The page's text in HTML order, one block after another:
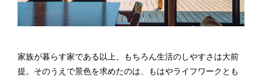
家族が暮らす家である以上、もちろん生活のしやすさは大前
提。そのうえで景色を求めたのは、もはやライフワークとも